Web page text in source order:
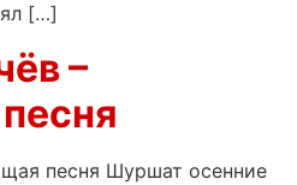
[…]
–
песня Шуршат осенние